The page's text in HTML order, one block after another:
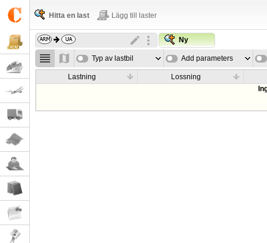
Hitta en last Lägg till laster
Ny
Typ av lastbil Add parameters
Lastning
Lossning